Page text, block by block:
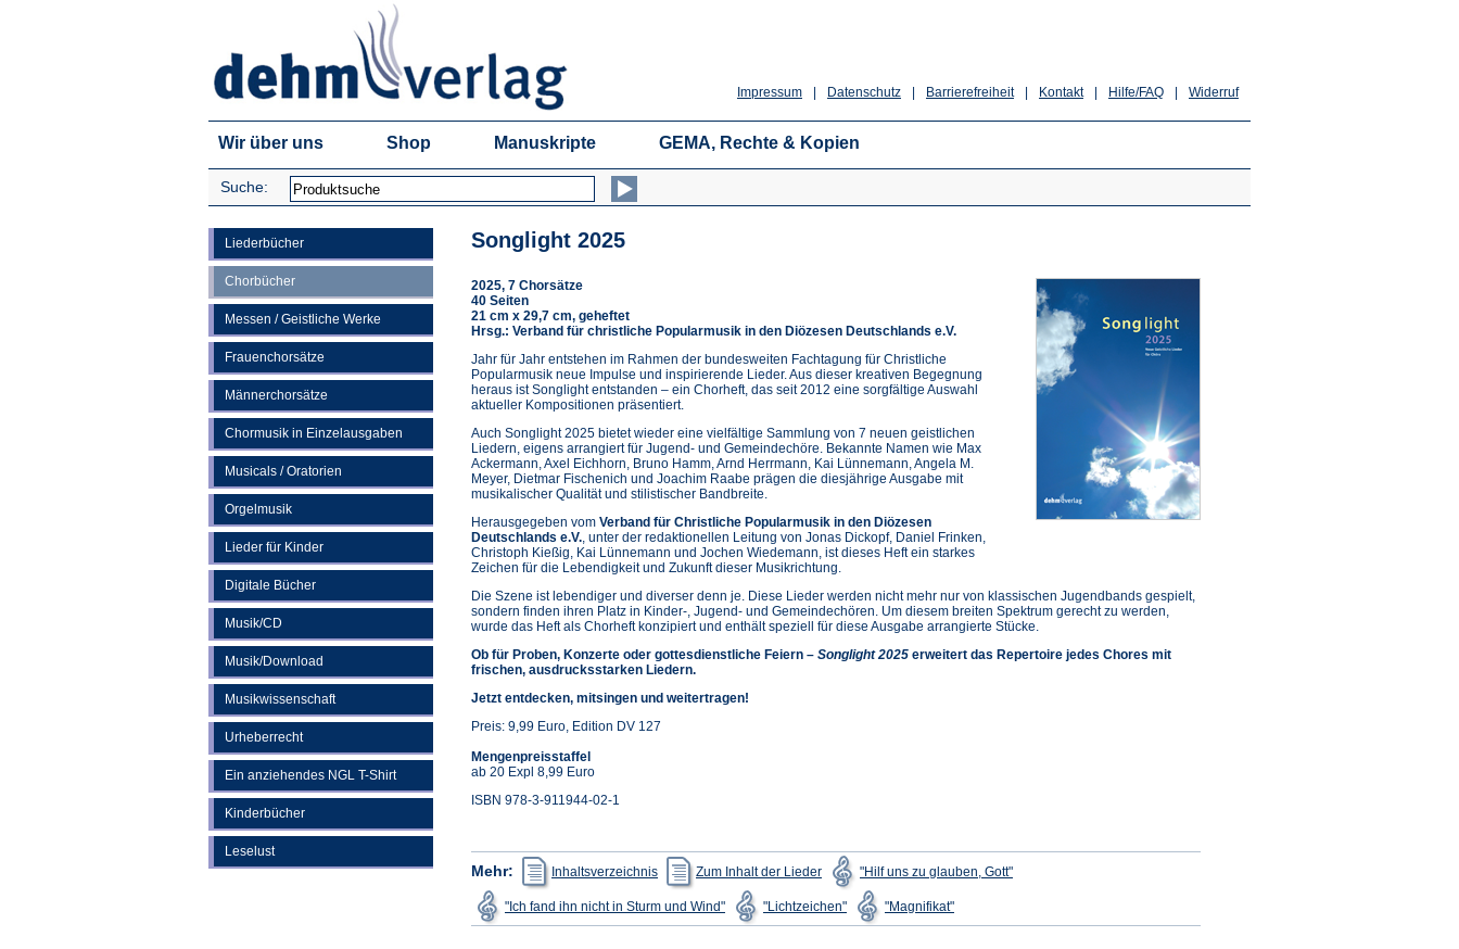
Widerruf
Hilfe/FAQ
Kontakt
Barrierefreiheit
Datenschutz
Impressum
Wir über uns Shop Manuskripte GEMA, Rechte & Kopien
Suche:
Liederbücher
Chorbücher
Messen / Geistliche Werke
Frauenchorsätze
Männerchorsätze
Chormusik in Einzelausgaben
Musicals / Oratorien
Orgelmusik
Lieder für Kinder
Digitale Bücher
Musik/CD
Musik/Download
Musikwissenschaft
Urheberrecht
Ein anziehendes NGL T-Shirt
Kinderbücher
Leselust
Songlight 2025
2025, 7 Chorsätze
40 Seiten
21 cm x 29,7 cm, geheftet
Hrsg.: Verband für christliche Popularmusik in den Diözesen Deutschlands e.V.
Jahr für Jahr entstehen im Rahmen der bundesweiten Fachtagung für Christliche
Popularmusik neue Impulse und inspirierende Lieder. Aus dieser kreativen Begegnung
heraus ist Songlight entstanden – ein Chorheft, das seit 2012 eine sorgfältige Auswahl
aktueller Kompositionen präsentiert.
Auch Songlight 2025 bietet wieder eine vielfältige Sammlung von 7 neuen geistlichen
Liedern, eigens arrangiert für Jugend- und Gemeindechöre. Bekannte Namen wie Max
Ackermann, Axel Eichhorn, Bruno Hamm, Arnd Herrmann, Kai Lünnemann, Angela M.
Meyer, Dietmar Fischenich und Joachim Raabe prägen die diesjährige Ausgabe mit
musikalischer Qualität und stilistischer Bandbreite.
Herausgegeben vom Verband für Christliche Popularmusik in den Diözesen
Deutschlands e.V., unter der redaktionellen Leitung von Jonas Dickopf, Daniel Frinken,
Christoph Kießig, Kai Lünnemann und Jochen Wiedemann, ist dieses Heft ein starkes
Zeichen für die Lebendigkeit und Zukunft dieser Musikrichtung.
Die Szene ist lebendiger und diverser denn je. Diese Lieder werden nicht mehr nur von klassischen Jugendbands gespielt,
sondern finden ihren Platz in Kinder-, Jugend- und Gemeindechören. Um diesem breiten Spektrum gerecht zu werden,
wurde das Heft als Chorheft konzipiert und enthält speziell für diese Ausgabe arrangierte Stücke.
Ob für Proben, Konzerte oder gottesdienstliche Feiern – Songlight 2025 erweitert das Repertoire jedes Chores mit
frischen, ausdrucksstarken Liedern.
Jetzt entdecken, mitsingen und weitertragen!
Preis: 9,99 Euro, Edition DV 127
Mengenpreisstaffel
ab 20 Expl 8,99 Euro
ISBN 978-3-911944-02-1
Mehr: Inhaltsverzeichnis
(Öffnet
in
einem
neuen
Tab)
Zum Inhalt der Lieder
(Öffnet
in
einem
neuen
Tab)
"Hilf uns zu glauben, Gott"in
Tab)
"Ich fand ihn nicht in Sturm und Wind"
(Öffnet
in
einem
"Lichtzeichen"
(Öffnet
in
einem
"Magnifikat"in
einem